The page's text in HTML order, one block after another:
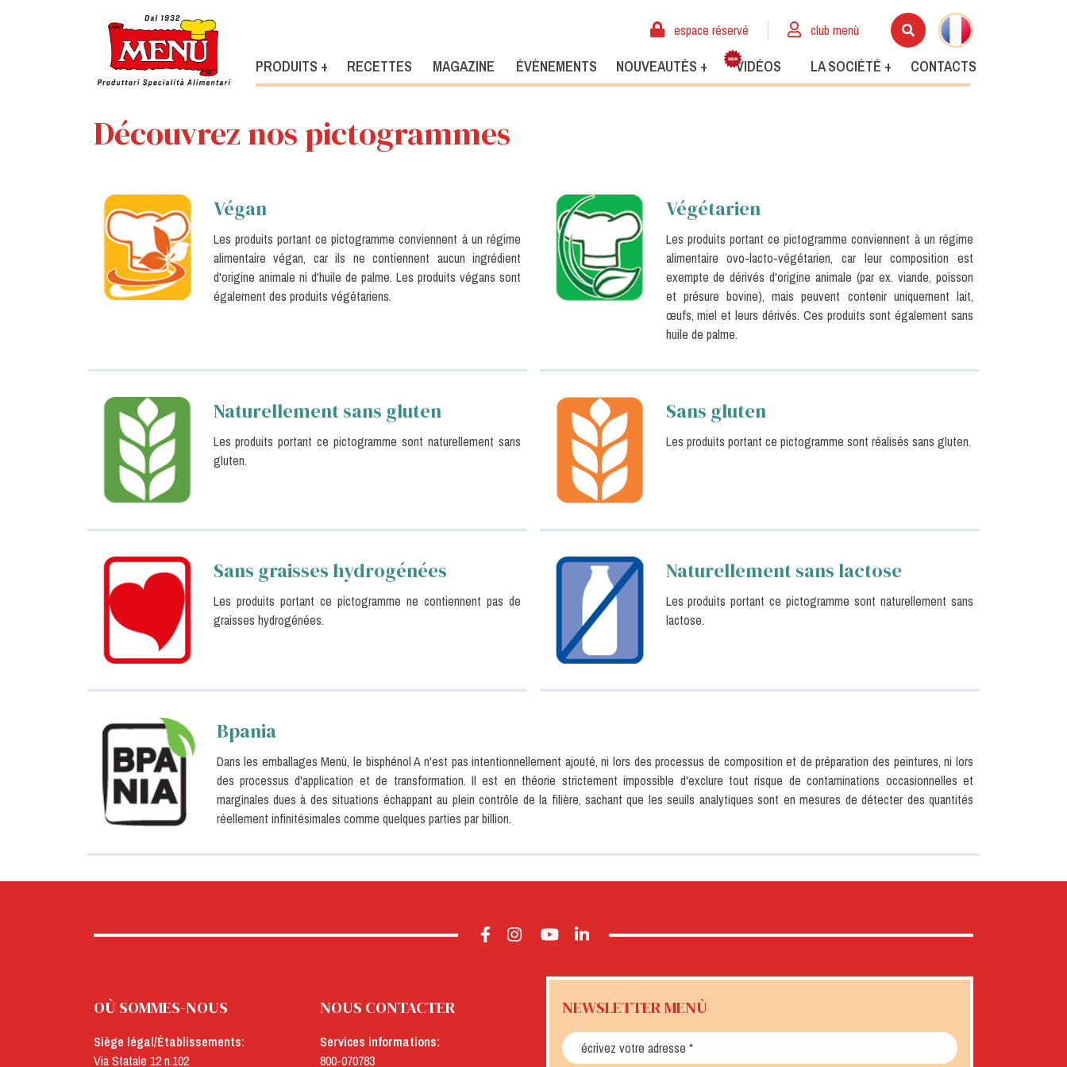
espace réservé club menù
PRODUITS + RECETTES MAGAZINE ÉVÈNEMENTS NOUVEAUTÉS + VIDÉOS LA SOCIÉTÉ + CONTACTS
Découvrez nos pictogrammes
Végan
Les produits portant ce pictogramme conviennent à un régime
alimentaire végan, car ils ne contiennent aucun ingrédient
d'origine animale ni d'huile de palme. Les produits végans sont
également des produits végétariens.
Végétarien
Les produits portant ce pictogramme conviennent à un régime
alimentaire ovo-lacto-végétarien, car leur composition est
exempte de dérivés d'origine animale (par ex. viande, poisson
et présure bovine), mais peuvent contenir uniquement lait,
œufs, miel et leurs dérivés. Ces produits sont également sans
huile de palme.
Naturellement sans gluten
Les produits portant ce pictogramme sont naturellement sans
gluten.
Sans gluten
Les produits portant ce pictogramme sont réalisés sans gluten.
Sans graisses hydrogénées
Les produits portant ce pictogramme ne contiennent pas de
graisses hydrogénées.
Naturellement sans lactose
Les produits portant ce pictogramme sont naturellement sans
lactose.
Bpania
Dans les emballages Menù, le bisphénol A n'est pas intentionnellement ajouté, ni lors des processus de composition et de préparation des peintures, ni lors
des processus d'application et de transformation. Il est en théorie strictement impossible d'exclure tout risque de contaminations occasionnelles et
marginales dues à des situations échappant au plein contrôle de la filière, sachant que les seuils analytiques sont en mesures de détecter des quantités
réellement infinitésimales comme quelques parties par billion.
OÙ SOMMES-NOUS
Siège légal/Établissements:
Via Statale 12 n.102
NOUS CONTACTER
Services informations:
800-070783
NEWSLETTER MENÙ